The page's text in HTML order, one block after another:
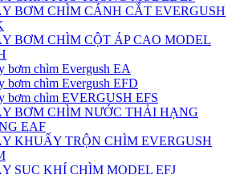
BƠM CHÌM CÁNH CẮT EVERGUSH
BƠM CHÌM CỘT ÁP CAO MODEL
bơm chìm Evergush EA
bơm chìm Evergush EFD
bơm chìm EVERGUSH EFS
BƠM CHÌM NƯỚC THẢI HẠNG
EAF
KHUẤY TRỘN CHÌM EVERGUSH
SỤC KHÍ CHÌM MODEL EFJ